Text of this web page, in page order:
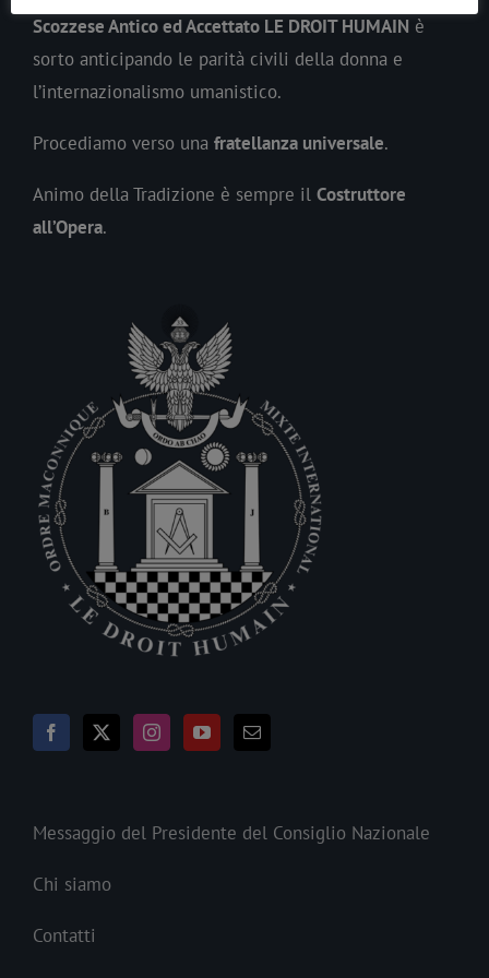
Scozzese Antico ed Accettato LE DROIT HUMAIN è
sorto anticipando le parità civili della donna e
l’internazionalismo umanistico.
Procediamo verso una fratellanza universale.
Animo della Tradizione è sempre il Costruttore
all’Opera.
Messaggio del Presidente del Consiglio Nazionale
Chi siamo
Contatti